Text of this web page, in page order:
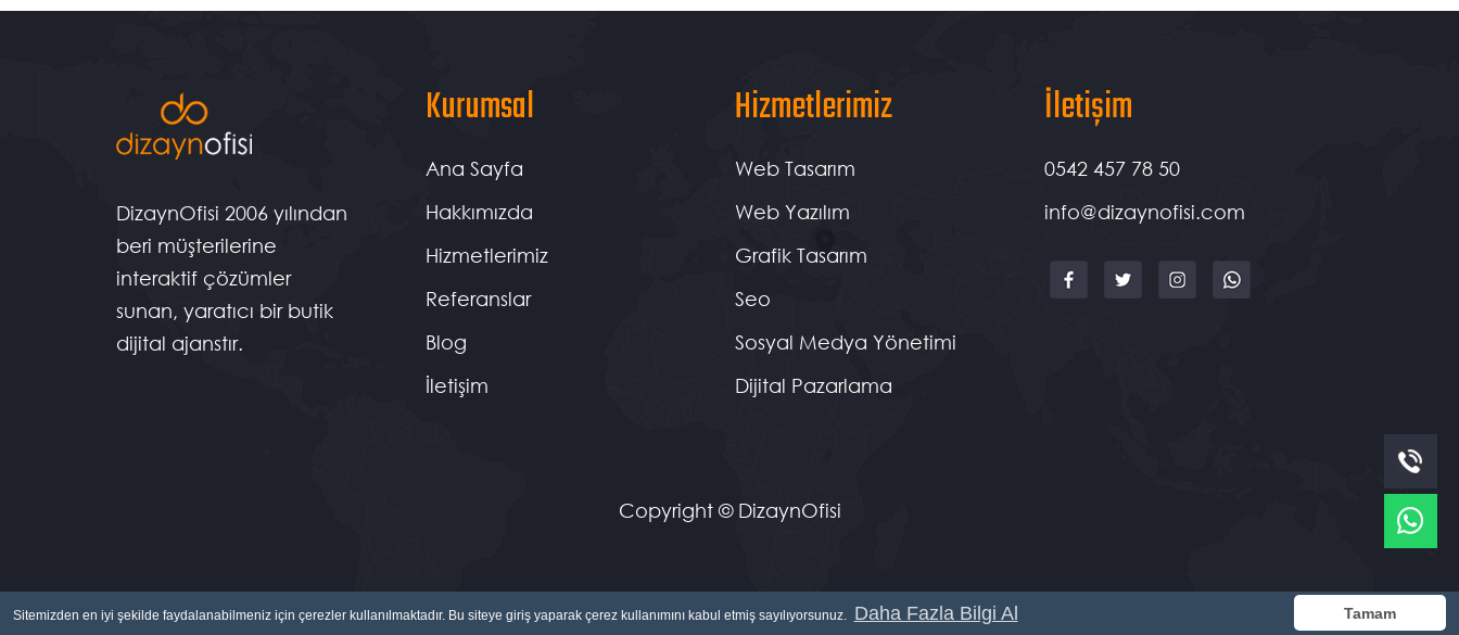
Sitemizden en iyi şekilde faydalanabilmeniz için çerezler kullanılmaktadır. Bu siteye giriş yaparak çerez kullanımını kabul etmiş sayılıyorsunuz. Daha Fazla Bilgi Al Tamam
DizaynOfisi 2006 yılından
beri müşterilerine
interaktif çözümler
sunan, yaratıcı bir butik
dijital ajanstır.
Kurumsal
Ana Sayfa
Hakkımızda
Hizmetlerimiz
Referanslar
Blog
İletişim
Hizmetlerimiz
Web Tasarım
Web Yazılım
Grafik Tasarım
Seo
Sosyal Medya Yönetimi
Dijital Pazarlama
İletişim
0542 457 78 50
info@dizaynofisi.com
Copyright © DizaynOfisi